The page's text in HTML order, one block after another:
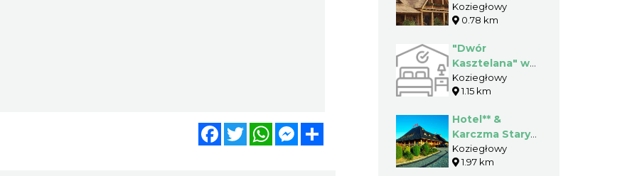
FacebookTwitterWhatsAppMessenger
Koziegłowy
0.78 km
"Dwór
Kasztelana" w
Koziegłowach
Koziegłowy
1.15 km
Hotel** &
Karczma Stary
Młyn w
Koziegłowach
Koziegłowy
1.97 km